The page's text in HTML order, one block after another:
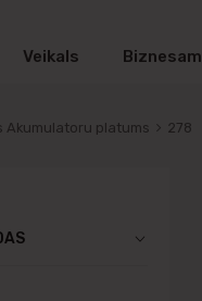
Veikals Biznesam
Akumulatoru platums 278